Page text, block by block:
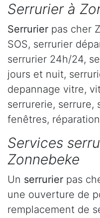
Serrurier à
Serrurier pas cher
SOS, serrurier
serrurier 24h/24,
jours et nuit,
depannage vitre,
serrurerie, serrure,
fenêtres,
Services
Zonnebeke
Un serrurier pas
une ouverture de
remplacement de